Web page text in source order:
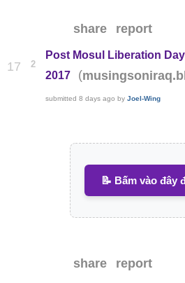
share report
17 2
Post Mosul Liberation
2017
(
submitted8 days ago byJoel-Wing
📝 Bấm vào đây
share report